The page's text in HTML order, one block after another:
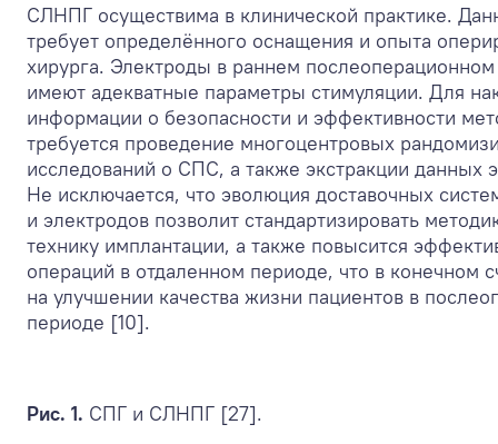
СЛНПГ осуществима в клинической практике.
требует определённого оснащения и опыта
хирурга. Электроды в раннем
имеют адекватные параметры стимуляции. Для
информации о безопасности и эффективности
требуется проведение многоцентровых
исследований о СПС, а также экстракции данных
Не исключается, что эволюция доставочных
и электродов позволит стандартизировать
технику имплантации, а также повысится
операций в отдаленном периоде, что в конечном
на улучшении качества жизни пациентов в
периоде [10].
Рис. 1. СПГ и СЛНПГ [27].